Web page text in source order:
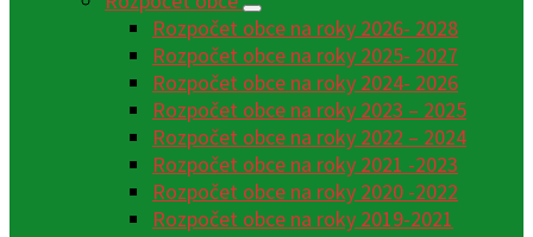
Rozpočet obce na roky 2026- 2028
Rozpočet obce na roky 2025- 2027
Rozpočet obce na roky 2024- 2026
Rozpočet obce na roky 2023 – 2025
Rozpočet obce na roky 2022 – 2024
Rozpočet obce na roky 2021 -2023
Rozpočet obce na roky 2020 -2022
Rozpočet obce na roky 2019-2021